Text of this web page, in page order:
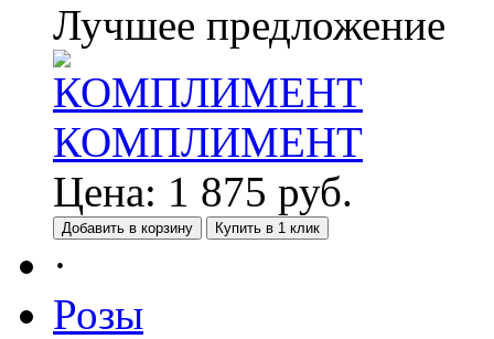
Лучшее предложение
КОМПЛИМЕНТ
Цена: 1 875 руб.
Добавить в корзину Купить в 1 клик
·
Розы